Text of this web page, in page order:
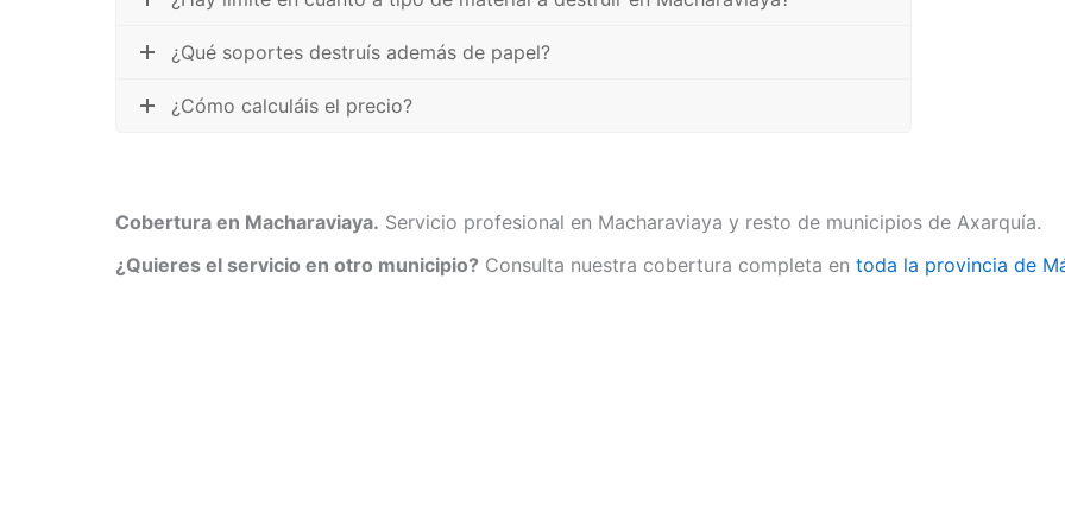
¿Qué soportes destruís además de papel?
¿Cómo calculáis el precio?
Cobertura en Macharaviaya. Servicio profesional en Macharaviaya y resto de municipios de Axarquía.
¿Quieres el servicio en otro municipio? Consulta nuestra cobertura completa en toda la provincia de